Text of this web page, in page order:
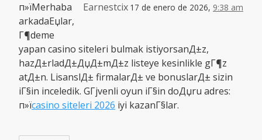
Earnestcix 17 de enero de 2026, 9:38 am
п»їMerhaba
arkadaЕџlar,
Г¶deme
yapan casino siteleri bulmak istiyorsanД±z,
hazД±rladД±ДџД±mД±z listeye kesinlikle gГ¶z
atД±n. LisanslД± firmalarД± ve bonuslarД± sizin
iГ§in inceledik. GГјvenli oyun iГ§in doДџru adres:
п»їcasino siteleri 2026 iyi kazanГ§lar.